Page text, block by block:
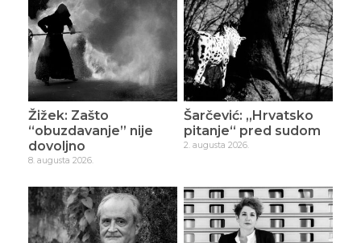
Žižek: Zašto
“obuzdavanje” nije
dovoljno
8. augusta 2026.
Šarčević: „Hrvatsko
pitanje“ pred sudom
2. augusta 2026.